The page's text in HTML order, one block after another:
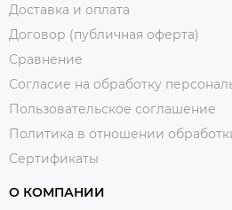
Доставка и оплата
Договор (публичная оферта)
Сравнение
Согласие на обработку
Пользовательское соглашение
Политика в отношении
Сертификаты
О КОМПАНИИ